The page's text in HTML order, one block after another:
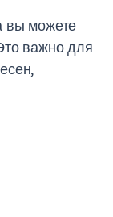
вы можете
важно для